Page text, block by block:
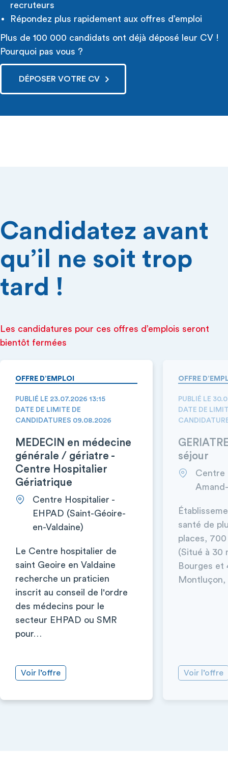
recruteurs
Répondez plus rapidement aux offres d’emploi
Plus de 100 000 candidats ont déjà déposé leur CV !
Pourquoi pas vous ?
DÉPOSER VOTRE CV
Candidatez avant
qu’il ne soit trop
tard !
Les candidatures pour ces offres d’emplois seront
bientôt fermées
OFFRE D’EMPLOI
PUBLIÉ LE 23.07.2026 13:15
DATE DE LIMITE DE
CANDIDATURES 09.08.2026
MEDECIN en médecine
générale / gériatre -
Centre Hospitalier
Gériatrique
Centre Hospitalier -
EHPAD (Saint-Géoire-
en-Valdaine)
Le Centre hospitalier de
saint Geoire en Valdaine
recherche un praticien
inscrit au conseil de l'ordre
des médecins pour le
secteur EHPAD ou SMR
pour…
Voir l’offre
OFFRE
PUBLIÉ LE
DATE DE
séjour
Centre
santé de
places,
(Situé à 30
Bourges et
Montluçon,
Voir l’offre